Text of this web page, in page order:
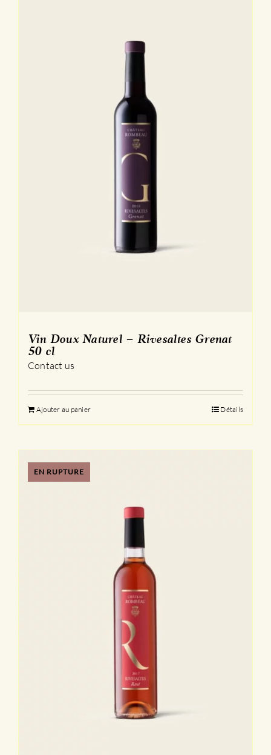
Vin Doux Naturel – Rivesaltes Grenat
50 cl
Contact us
Ajouter au panier Détails
EN RUPTURE